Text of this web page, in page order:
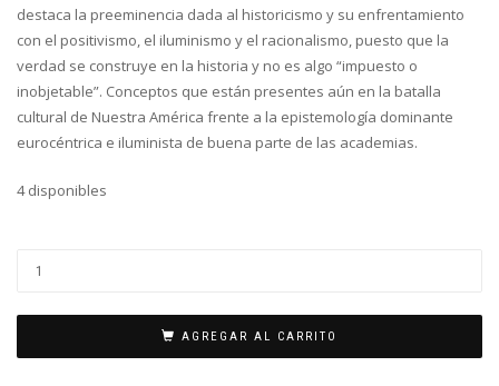
destaca la preeminencia dada al historicismo y su enfrentamiento
con el positivismo, el iluminismo y el racionalismo, puesto que la
verdad se construye en la historia y no es algo “impuesto o
inobjetable”. Conceptos que están presentes aún en la batalla
cultural de Nuestra América frente a la epistemología dominante
eurocéntrica e iluminista de buena parte de las academias.
4 disponibles
AGREGAR AL CARRITO